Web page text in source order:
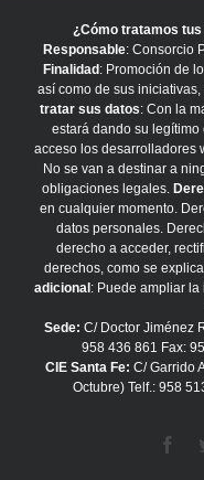
¿Cómo tratamos
Responsable: Consorcio
Finalidad : Promoción de
así como de sus
tratar sus datos: Con la
estará dando su legítimo
acceso los desarrolladores
No se van a destinar a
obligaciones legales.
en cualquier momento.
datos personales.
derecho a acceder,
derechos, como se
adicional : Puede ampliar
Sede: C/ Doctor Jiménez
958 436 861 Fax:
CIE Santa Fe: C/ Garrido
Octubre) Telf.: 958